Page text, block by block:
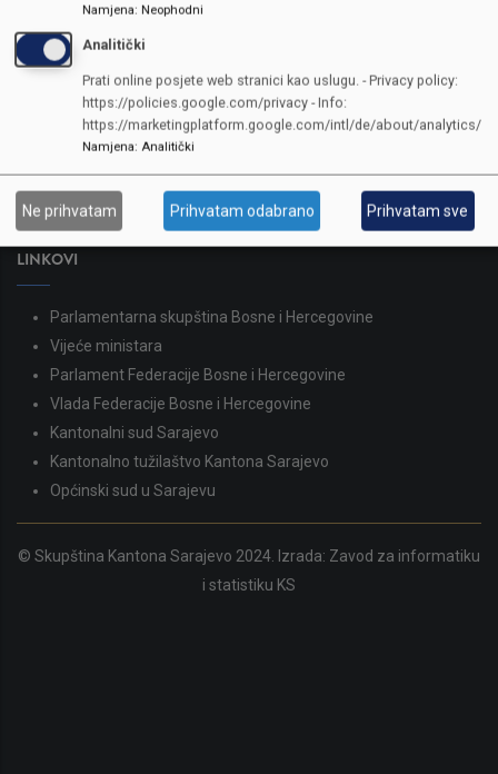
KONTAKTI
SKUPŠTINA
Adresa: Sarajevo, Reisa Džemaludina Čauševića 1
387 33 562-044
387 33 562-210
skupstina@skupstina.ks.gov.ba
LINKOVI
Parlamentarna skupština Bosne i Hercegovine
Vijeće ministara
Parlament Federacije Bosne i Hercegovine
Vlada Federacije Bosne i Hercegovine
Kantonalni sud Sarajevo
Kantonalno tužilaštvo Kantona Sarajevo
Općinski sud u Sarajevu
© Skupština Kantona Sarajevo 2024. Izrada: Zavod za informatiku
i statistiku KS
Namjena: Neophodni
Analitički
Prati online posjete web stranici kao uslugu. - Privacy policy:
https://policies.google.com/privacy - Info:
https://marketingplatform.google.com/intl/de/about/analytics/
Namjena: Analitički
Ne prihvatam Prihvatam odabrano Prihvatam sve